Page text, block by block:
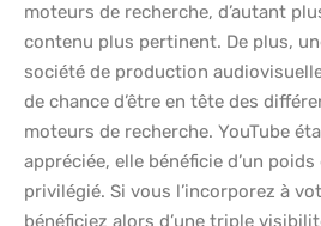
moteurs de recherche, d’autant
contenu plus pertinent. De plus,
société de production
de chance d’être en tête des
moteurs de recherche. YouTube
appréciée, elle bénéficie d’un
privilégié. Si vous l’incorporez à